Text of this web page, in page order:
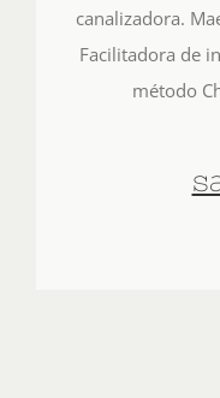
canalizadora.
Facilitadora de
método